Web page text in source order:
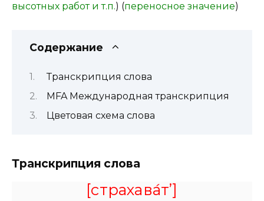
высотных работ и т.п.) (переносное значение)
Содержание
Транскрипция слова
MFA Международная транскрипция
Цветовая схема слова
Транскрипция слова
[страхава́т’]